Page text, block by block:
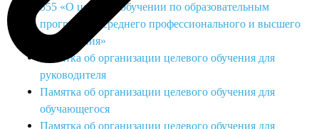
555 «О целевом обучении по образовательным
программам среднего профессионального и высшего
образования»
Памятка об организации целевого обучения для
руководителя
Памятка об организации целевого обучения для
обучающегося
Памятка об организации целевого обучения для